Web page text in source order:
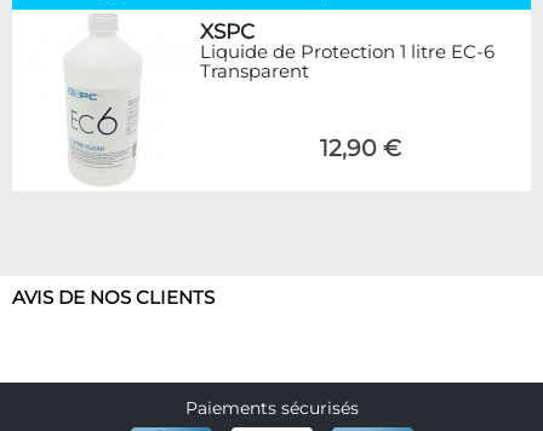
XSPC
Liquide de Protection 1 litre EC-6
Transparent
12,90 €
AVIS DE NOS CLIENTS
Paiements sécurisés